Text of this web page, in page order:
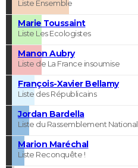
Liste Ensemble
Marie Toussaint
Liste Les Ecologistes
Manon Aubry
Liste de La France insoumise
François-Xavier Bellamy
Liste des Républicains
Jordan Bardella
Liste du Rassemblement National
Marion Maréchal
Liste Reconquête !